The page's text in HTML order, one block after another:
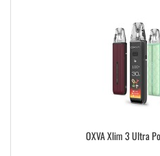
OXVA Xlim 3 Ultra